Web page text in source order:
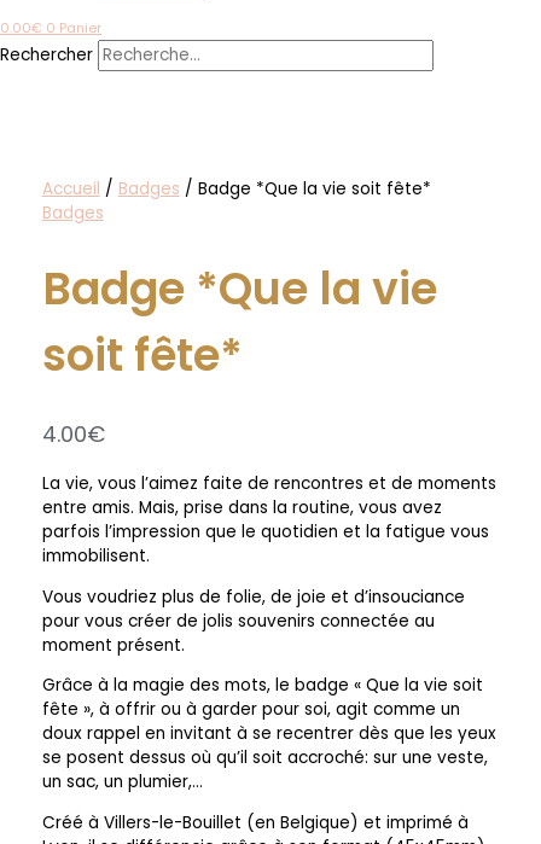
0.00€ 0 Panier
Rechercher
Accueil / Badges / Badge *Que la vie soit fête*
Badges
Badge *Que la vie
soit fête*
4.00€
La vie, vous l’aimez faite de rencontres et de moments
entre amis. Mais, prise dans la routine, vous avez
parfois l’impression que le quotidien et la fatigue vous
immobilisent.
Vous voudriez plus de folie, de joie et d’insouciance
pour vous créer de jolis souvenirs connectée au
moment présent.
Grâce à la magie des mots, le badge « Que la vie soit
fête », à offrir ou à garder pour soi, agit comme un
doux rappel en invitant à se recentrer dès que les yeux
se posent dessus où qu’il soit accroché: sur une veste,
un sac, un plumier,…
Créé à Villers-le-Bouillet (en Belgique) et imprimé à